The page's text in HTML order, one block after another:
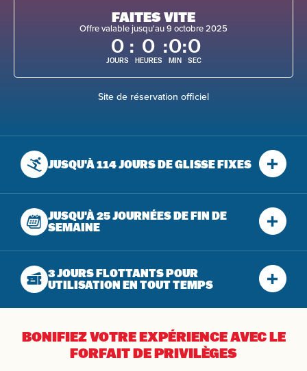
FAITES VITE
Offre valable jusqu'au 9 octobre 2025
0
JOURS
: 0
HEURES
:0
MIN
:0
SEC
Site de réservation officiel
JUSQU'À 114 JOURSDE GLISSE FIXES
JUSQU'À 25 JOURNÉES DE FIN DE
SEMAINE
3 JOURS FLOTTANTS POUR
UTILISATION EN TOUT TEMPS
BONIFIEZ VOTRE EXPÉRIENCEAVEC LE
FORFAIT DE PRIVILÈGES